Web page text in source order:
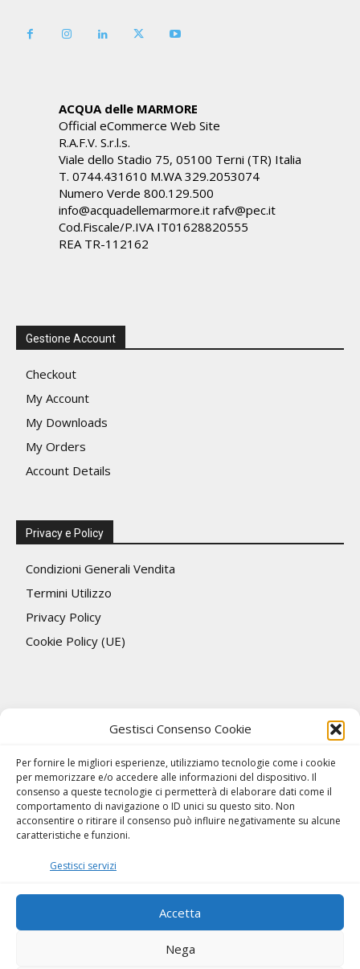
Gestisci Consenso Cookie
Per fornire le migliori esperienze, utilizziamo tecnologie come i cookie
per memorizzare e/o accedere alle informazioni del dispositivo. Il
consenso a queste tecnologie ci permetterà di elaborare dati come il
comportamento di navigazione o ID unici su questo sito. Non
acconsentire o ritirare il consenso può influire negativamente su alcune
caratteristiche e funzioni.
Gestisci servizi
Accetta
Nega
ACQUA delle MARMORE
Official eCommerce Web Site
R.A.F.V. S.r.l.s.
Viale dello Stadio 75, 05100 Terni (TR) Italia
T. 0744.431610 M.WA 329.2053074
Numero Verde 800.129.500
info@acquadellemarmore.it rafv@pec.it
Cod.Fiscale/P.IVA IT01628820555
REA TR-112162
Gestione Account
Checkout
My Account
My Downloads
My Orders
Account Details
Privacy e Policy
Condizioni Generali Vendita
Termini Utilizzo
Privacy Policy
Cookie Policy (UE)